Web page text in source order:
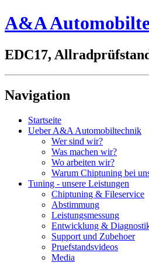
A&A
EDC17,
Navigation
Startseite
Ueber A&A Automobiltechnik
Wer sind wir?
Was machen wir?
Wo arbeiten wir?
Warum Chiptuning bei
Tuning - unsere Leistungen
Chiptuning & Fileservice
Abstimmung
Leistungsmessung
Entwicklung &
Support und Zubehoer
Pruefstandsvideos
Media